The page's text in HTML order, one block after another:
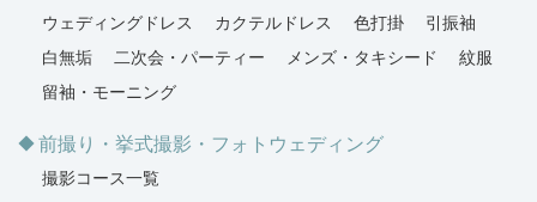
ウェディングドレス カクテルドレス 色打掛
引振袖
白無垢
二次会・パーティー メンズ・タキシード
紋服
留袖・モーニング
前撮り・挙式撮影・フォトウェディング
撮影コース一覧